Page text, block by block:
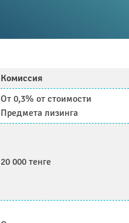
Комиссия
От 0,3% от стоимости
Предмета лизинга
20 000 тенге